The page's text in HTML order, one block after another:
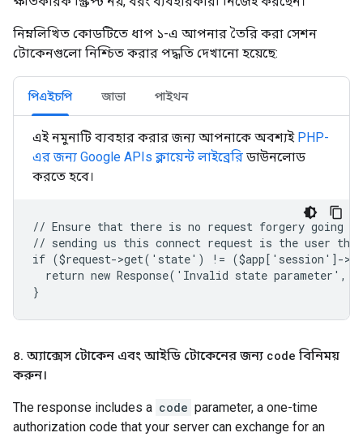
নিম্নলিখিত কোডটিতে ধাপ ১-এ আপনার তৈরি করা সেশন
টোকেনগুলো নিশ্চিত করার পদ্ধতি দেখানো হয়েছে:
পিএইচপি জাভা পাইথন
এই নমুনাটি ব্যবহার করার জন্য আপনাকে অবশ্যই PHP-
এর জন্য Google APIs ক্লায়েন্ট লাইব্রেরি ডাউনলোড
করতে হবে।
// Ensure that there is no request forgery going
// sending us this connect request is the user that
if ($request->get('state') != ($app['session']-
return new Response('Invalid state parameter',
}
৪. অ্যাক্সেস টোকেন এবং আইডি টোকেনের জন্য code বিনিময়
করুন।
The response includes a code parameter, a one-time
authorization code that your server can exchange for an